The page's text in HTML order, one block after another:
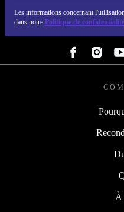
Les informations concernant
dans notre Politique de confidentialité
À